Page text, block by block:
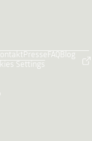
Presse FAQBlog
Settings